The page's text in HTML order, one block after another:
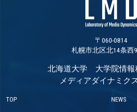
〒060-0814
札幌市北区北14条西
北海道大学 大学院情報
メディアダイナミク
TOP NEWS